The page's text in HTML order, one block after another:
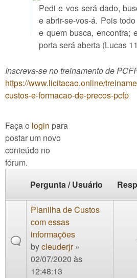
Pedi e vos será dado,
e abrir-se-vos-á. Pois
e quem busca, encontra;
porta será aberta (Lucas
Inscreva-se no treinamento de
https://www.licitacao.online/
custos-e-formacao-de-precos-pcfp
Faça o login para
postar um novo
conteúdo no
fórum.
Pergunta / Usuário
Planilha de Custos
com essas
informações
bycleuderjr»
02/07/2020 às
12:48:13